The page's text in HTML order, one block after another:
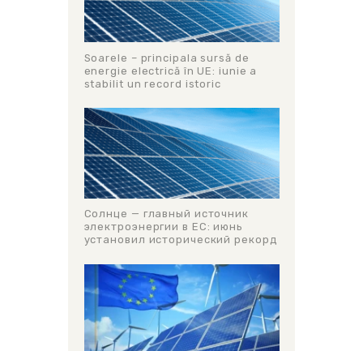
Soarele – principala sursă de
energie electrică în UE: iunie a
stabilit un record istoric
Солнце — главный источник
электроэнергии в ЕС: июнь
установил исторический рекорд